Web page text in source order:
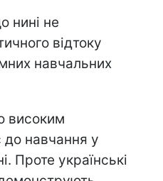
нині не
відтоку
навчальних
високим
до навчання у
Проте українські